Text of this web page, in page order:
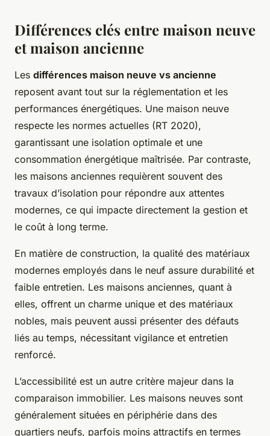
Différences clés entre maison neuve
et maison ancienne
Les différences maison neuve vs ancienne
reposent avant tout sur la réglementation et les
performances énergétiques. Une maison neuve
respecte les normes actuelles (RT 2020),
garantissant une isolation optimale et une
consommation énergétique maîtrisée. Par contraste,
les maisons anciennes requièrent souvent des
travaux d’isolation pour répondre aux attentes
modernes, ce qui impacte directement la gestion et
le coût à long terme.
En matière de construction, la qualité des matériaux
modernes employés dans le neuf assure durabilité et
faible entretien. Les maisons anciennes, quant à
elles, offrent un charme unique et des matériaux
nobles, mais peuvent aussi présenter des défauts
liés au temps, nécessitant vigilance et entretien
renforcé.
L’accessibilité est un autre critère majeur dans la
comparaison immobilier. Les maisons neuves sont
généralement situées en périphérie dans des
quartiers neufs, parfois moins attractifs en termes